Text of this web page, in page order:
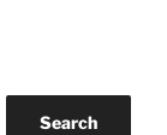
Search